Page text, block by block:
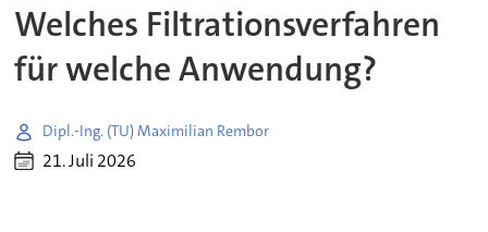
Welches Filtrationsverfahren
für welche Anwendung?
Dipl.-Ing. (TU) Maximilian Rembor
21. Juli 2026